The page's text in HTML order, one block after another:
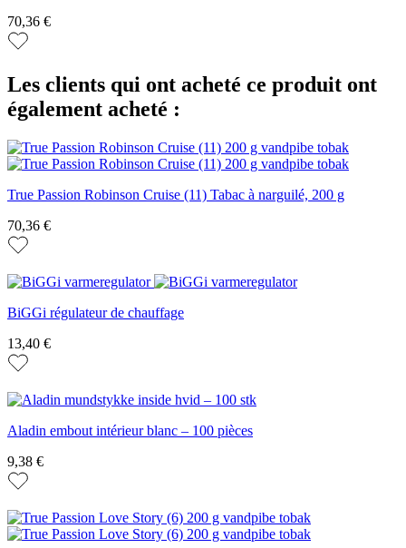
70,36 €
Les clients qui ont acheté ce produit ont
également acheté :
True Passion Robinson Cruise (11) Tabac à narguilé, 200 g
70,36 €
BiGGi régulateur de chauffage
13,40 €
Aladin embout intérieur blanc – 100 pièces
9,38 €